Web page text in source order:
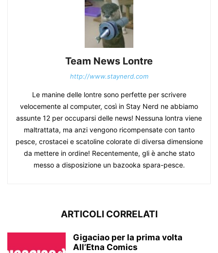
Team News Lontre
http://www.staynerd.com
Le manine delle lontre sono perfette per scrivere
velocemente al computer, così in Stay Nerd ne abbiamo
assunte 12 per occuparsi delle news! Nessuna lontra viene
maltrattata, ma anzi vengono ricompensate con tanto
pesce, crostacei e scatoline colorate di diversa dimensione
da mettere in ordine! Recentemente, gli è anche stato
messo a disposizione un bazooka spara-pesce.
ARTICOLI CORRELATI
Gigaciao per la prima volta
All’Etna Comics